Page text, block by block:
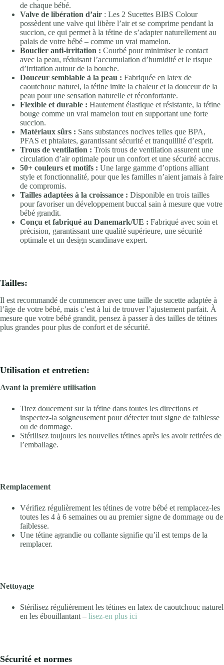
de chaque bébé.
Valve de libération d’air : Les 2 Sucettes BIBS Colour
possèdent une valve qui libère l’air et se comprime pendant la
succion, ce qui permet à la tétine de s’adapter naturellement au
palais de votre bébé – comme un vrai mamelon.
Bouclier anti-irritation : Courbé pour minimiser le contact
avec la peau, réduisant l’accumulation d’humidité et le risque
d’irritation autour de la bouche.
Douceur semblable à la peau : Fabriquée en latex de
caoutchouc naturel, la tétine imite la chaleur et la douceur de la
peau pour une sensation naturelle et réconfortante.
Flexible et durable : Hautement élastique et résistante, la tétine
bouge comme un vrai mamelon tout en supportant une forte
succion.
Matériaux sûrs : Sans substances nocives telles que BPA,
PFAS et phtalates, garantissant sécurité et tranquillité d’esprit.
Trous de ventilation : Trois trous de ventilation assurent une
circulation d’air optimale pour un confort et une sécurité accrus.
50+ couleurs et motifs : Une large gamme d’options alliant
style et fonctionnalité, pour que les familles n’aient jamais à faire
de compromis.
Tailles adaptées à la croissance : Disponible en trois tailles
pour favoriser un développement buccal sain à mesure que votre
bébé grandit.
Conçu et fabriqué au Danemark/UE : Fabriqué avec soin et
précision, garantissant une qualité supérieure, une sécurité
optimale et un design scandinave expert.
Tailles:
Il est recommandé de commencer avec une taille de sucette adaptée à
l’âge de votre bébé, mais c’est à lui de trouver l’ajustement parfait. À
mesure que votre bébé grandit, pensez à passer à des tailles de tétines
plus grandes pour plus de confort et de sécurité.
Utilisation et entretien:
Avant la première utilisation
Tirez doucement sur la tétine dans toutes les directions et
inspectez-la soigneusement pour détecter tout signe de faiblesse
ou de dommage.
Stérilisez toujours les nouvelles tétines après les avoir retirées de
l’emballage.
Remplacement
Vérifiez régulièrement les tétines de votre bébé et remplacez-les
toutes les 4 à 6 semaines ou au premier signe de dommage ou de
faiblesse.
Une tétine agrandie ou collante signifie qu’il est temps de la
remplacer.
Nettoyage
Stérilisez régulièrement les tétines en latex de caoutchouc naturel
en les ébouillantant – lisez-en plus ici
Sécurité et normes